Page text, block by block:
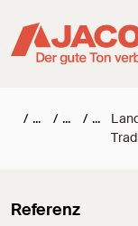
/ / /
Referenz